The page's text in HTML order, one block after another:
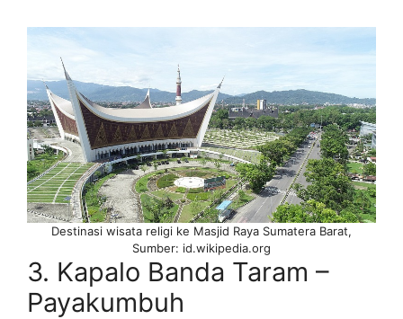
Destinasi wisata religi ke Masjid Raya Sumatera Barat,
Sumber: id.wikipedia.org
3. Kapalo Banda Taram –
Payakumbuh